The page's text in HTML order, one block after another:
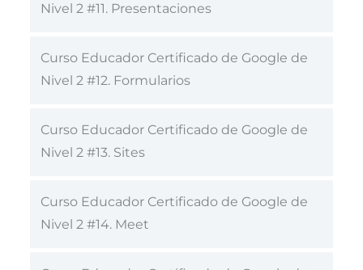
Nivel 2 #11. Presentaciones
Curso Educador Certificado de Google de
Nivel 2 #12. Formularios
Curso Educador Certificado de Google de
Nivel 2 #13. Sites
Curso Educador Certificado de Google de
Nivel 2 #14. Meet